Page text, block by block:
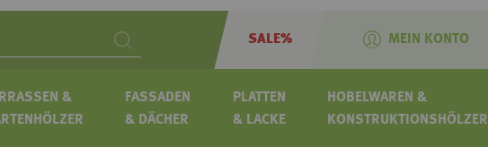
SALE% MEIN KONTO
&
FASSADEN
& DÄCHER
PLATTEN
& LACKE
HOBELWAREN &
KONSTRUKTIONSHÖLZER